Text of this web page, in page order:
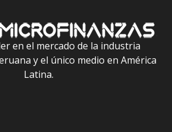
en el mercado de la industria
y el único medio en América
Latina.